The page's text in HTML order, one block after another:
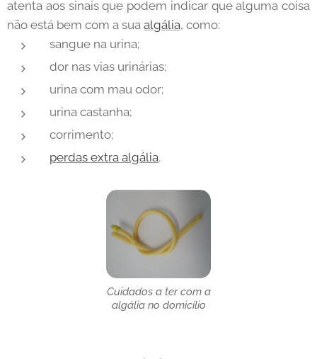
atenta aos sinais que podem indicar que alguma coisa
não está bem com a sua algália, como:
sangue na urina;
dor nas vias urinárias;
urina com mau odor;
urina castanha;
corrimento;
perdas extra algália.
Cuidados a ter com a
algália no domicílio